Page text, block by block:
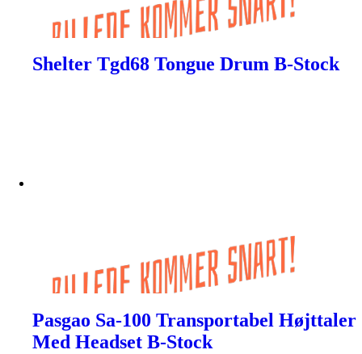
Shelter Tgd68 Tongue Drum B-Stock
Pasgao Sa-100 Transportabel Højttaler
Med Headset B-Stock